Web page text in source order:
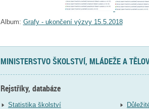
Album: Grafy - ukončení výzvy 15.5.2018
MINISTERSTVO ŠKOLSTVÍ, MLÁDEŽE A
Rejstříky, databáze
Statistika školství